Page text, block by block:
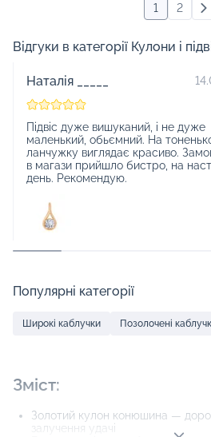
1 2
Відгуки в категорії Кулони і
Наталія _____
Підвіс дуже вишуканий, і не дуже
маленький, обьємний. На
ланчужку виглядає красиво.
в магази прийшло бистро, на
день. Рекомендую.
Популярні категорії
Широкі каблучки Позолочені
Зміст:
Золотий кулон конюшина —
залучення удачі